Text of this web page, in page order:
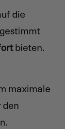
die
bieten.
maximale